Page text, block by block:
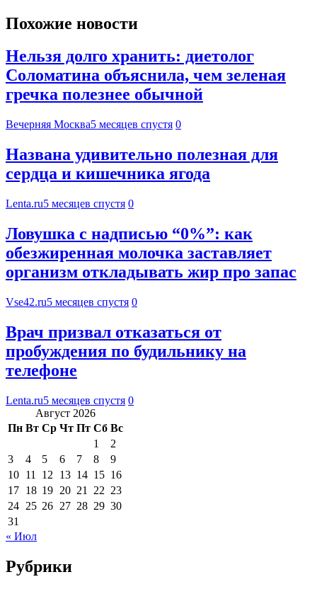
Похожие новости
Нельзя долго хранить: диетолог
Соломатина объяснила, чем зеленая
гречка полезнее обычной
Вечерняя Москва5 месяцев спустя 0
Названа удивительно полезная для
сердца и кишечника ягода
Lenta.ru5 месяцев спустя 0
Ловушка с надписью “0%”: как
обезжиренная молочка заставляет
организм откладывать жир про запас
Vse42.ru5 месяцев спустя 0
Врач призвал отказаться от
пробуждения по будильнику на
телефоне
Lenta.ru5 месяцев спустя 0
Август 2026
Пн Вт Ср Чт Пт Сб Вс
1
2
3
4 5 6 7 8
9
10 11 12 13 14 15 16
17 18 19 20 21 22 23
24 25 26 27 28 29 30
31
« Июл
Рубрики